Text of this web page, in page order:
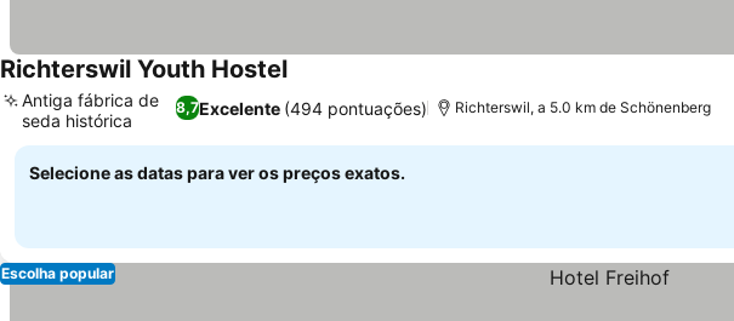
Richterswil Youth Hostel
8,7Excelente (494 pontuações)
Antiga fábrica de
seda histórica
Richterswil, a 5.0 km de Schönenberg
Selecione as datas para ver os preços exatos.
Escolha popular